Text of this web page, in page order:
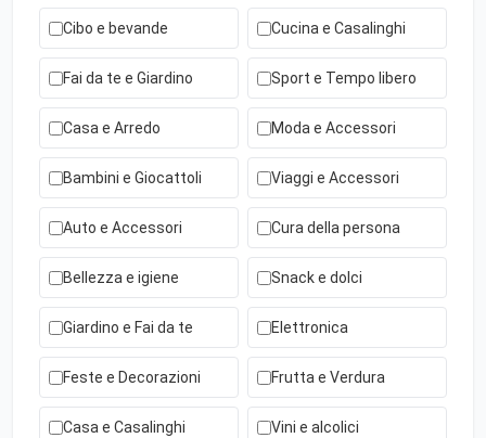
Cibo e bevande Cucina e Casalinghi
Fai da te e Giardino Sport e Tempo libero
Casa e Arredo Moda e Accessori
Bambini e Giocattoli Viaggi e Accessori
Auto e Accessori Cura della persona
Bellezza e igiene Snack e dolci
Giardino e Fai da te Elettronica
Feste e Decorazioni Frutta e Verdura
Casa e Casalinghi Vini e alcolici